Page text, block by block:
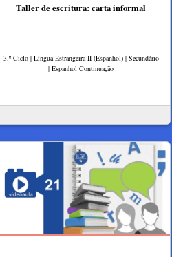
Taller de escritura: carta informal
3.º Ciclo | Língua Estrangeira II (Espanhol) | Secundário
| Espanhol Continuação